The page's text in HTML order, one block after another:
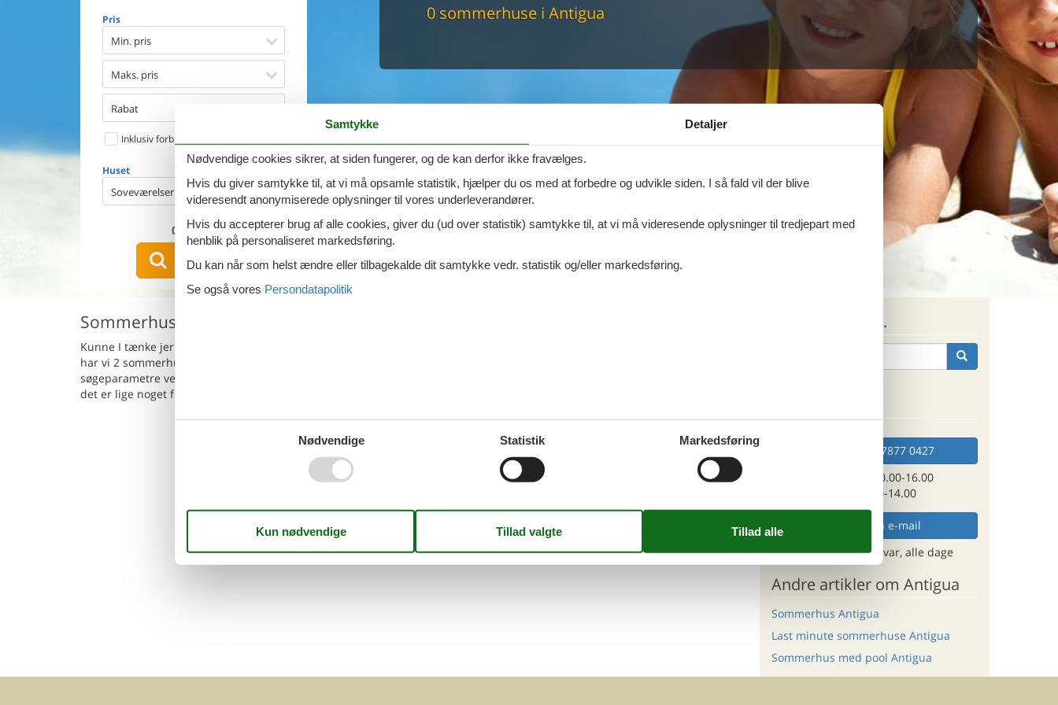
Pris
Min. pris
Maks. pris
Rabat
Inklusiv forbrug
Huset
Soveværelser
0 emner
VIS HUSE
Gode fiskeforhold
Indhegnet område
Ladestander til elbil
0 sommerhuse i Antigua
Sommerhus med hund i Antigua gennem Cofman
Kunne I tænke jer en ferie med jeres hund i et herligt sommerhus i
har vi 2 sommerhuse, hvor hund er tilladt. I kan let finde og reservere et sommerhus, hvor I kan medbringe hund, ud fra jeres
søgeparametre ved at søge her på siden. Når I har fundet et hus, der virker spændende, kan I læse information om det. Hvis
det er lige noget for jer kan I reservere det.
Side 1 af 0
Søg efter husnr.
Ring (+45) 7877 0427
Man. - fre. 10.00-16.00
Lør. 10.00-14.00
Send en e-mail
og få et hurtigt svar, alle dage
Andre artikler om Antigua
Sommerhus Antigua
Last minute sommerhuse Antigua
Sommerhus med pool Antigua
Samtykke Detaljer
Nødvendige cookies sikrer, at siden fungerer, og de kan derfor ikke fravælges.
Hvis du giver samtykke til, at vi må opsamle statistik, hjælper du os med at forbedre og udvikle siden. I så fald vil der blive
videresendt anonymiserede oplysninger til vores underleverandører.
Hvis du accepterer brug af alle cookies, giver du (ud over statistik) samtykke til, at vi må videresende oplysninger til tredjepart med
henblik på personaliseret markedsføring.
Du kan når som helst ændre eller tilbagekalde dit samtykke vedr. statistik og/eller markedsføring.
Se også vores Persondatapolitik
Nødvendige Statistik Markedsføring